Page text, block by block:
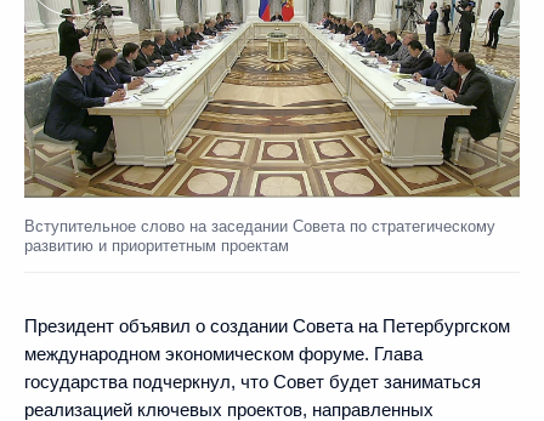
Вступительное слово на заседании Совета по стратегическому
развитию и приоритетным проектам
Президент объявил о создании Совета на Петербургском
международном экономическом форуме. Глава
государства подчеркнул, что Совет будет заниматься
реализацией ключевых проектов, направленных